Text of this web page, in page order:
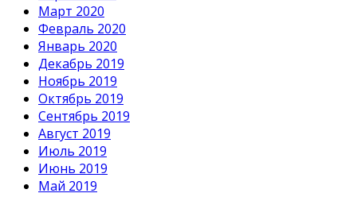
Март 2020
Февраль 2020
Январь 2020
Декабрь 2019
Ноябрь 2019
Октябрь 2019
Сентябрь 2019
Август 2019
Июль 2019
Июнь 2019
Май 2019